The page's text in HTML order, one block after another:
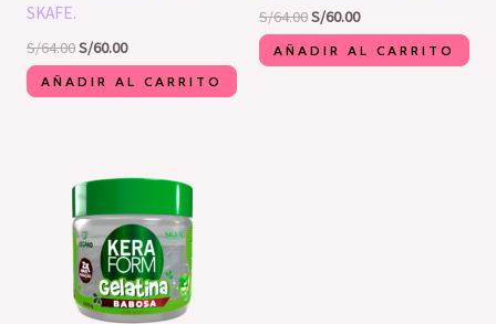
SKAFE.
S/64.00S/60.00
AÑADIR AL CARRITO
S/64.00S/60.00
AÑADIR AL CARRITO